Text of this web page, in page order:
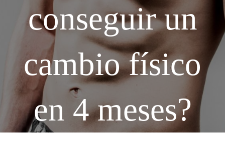
conseguir un
cambio físico
en 4 meses?